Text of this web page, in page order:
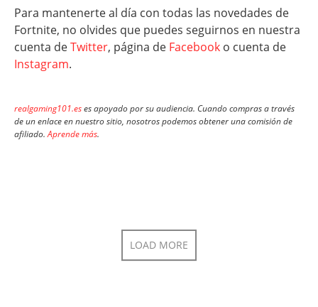
Para mantenerte al día con todas las novedades de
Fortnite, no olvides que puedes seguirnos en nuestra
cuenta deTwitter, página de Facebook o cuenta de
Instagram.
realgaming101.eses apoyado por su audiencia. Cuando compras a través
de un enlace en nuestro sitio, nosotros podemos obtener una comisión de
afiliado.Aprende más.
LOAD MORE